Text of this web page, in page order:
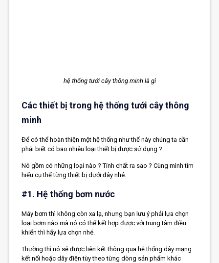
hệ thống tưới cây thông minh là gì
Các thiết bị trong hệ thống tưới cây thông
minh
Để có thể hoàn thiện một hệ thống như thế này chúng ta cần
phải biết có bao nhiêu loại thiết bị được sử dụng ?
Nó gồm có những loại nào ? Tính chất ra sao ? Cùng mình tìm
hiểu cụ thể từng thiết bị dưới đây nhé.
#1. Hệ thống bơm nước
Máy bơm thì không còn xa lạ, nhưng bạn lưu ý phải lựa chọn
loại bơm nào mà nó có thể kết hợp được với trung tâm điều
khiển thì hãy lựa chọn nhé.
Thường thì nó sẽ được liên kết thông qua hệ thống dây mạng
kết nối hoặc dây điện tùy theo từng dòng sản phẩm khác